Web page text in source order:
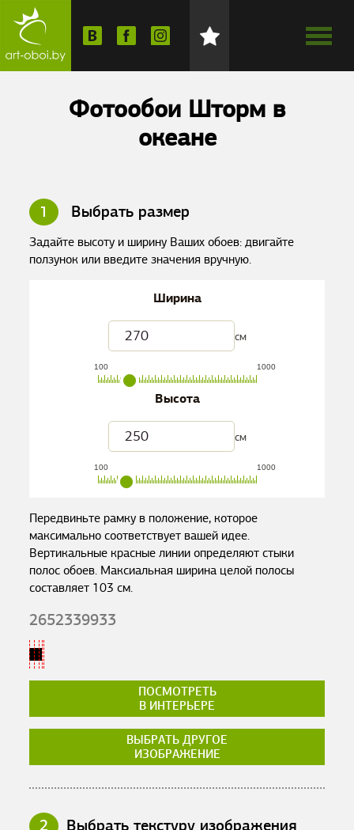
Фотообои Шторм в
океане
1 Выбрать размер
Задайте высоту и ширину Ваших обоев: двигайте
ползунок или введите значения вручную.
Ширина
см
100 1000
Высота
см
100 1000
Передвиньте рамку в положение, которое
максимально соответствует вашей идее.
Вертикальные красные линии определяют стыки
полос обоев. Максиальная ширина целой полосы
составляет 103 см.
2652339933
ПОСМОТРЕТЬ
В ИНТЕРЬЕРЕ
ВЫБРАТЬ ДРУГОЕ
ИЗОБРАЖЕНИЕ
2 Выбрать текстуру изображения